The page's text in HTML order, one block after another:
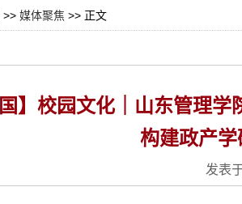
>> 媒体聚焦 >> 正文
国】校园文化｜山东管理
构建政产
发表